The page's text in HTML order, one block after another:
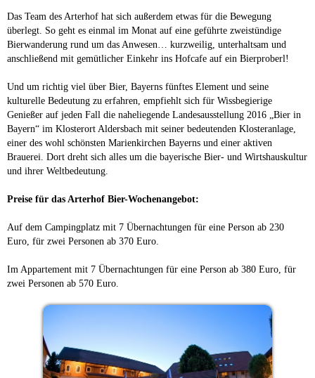
Das Team des Arterhof hat sich außerdem etwas für die Bewegung
überlegt. So geht es einmal im Monat auf eine geführte zweistündige
Bierwanderung rund um das Anwesen… kurzweilig, unterhaltsam und
anschließend mit gemütlicher Einkehr ins Hofcafe auf ein Bierproberl!
Und um richtig viel über Bier, Bayerns fünftes Element und seine
kulturelle Bedeutung zu erfahren, empfiehlt sich für Wissbegierige
Genießer auf jeden Fall die naheliegende Landesausstellung 2016 „Bier in
Bayern“ im Klosterort Aldersbach mit seiner bedeutenden Klosteranlage,
einer des wohl schönsten Marienkirchen Bayerns und einer aktiven
Brauerei. Dort dreht sich alles um die bayerische Bier- und Wirtshauskultur
und ihrer Weltbedeutung.
Preise für das Arterhof Bier-Wochenangebot:
Auf dem Campingplatz mit 7 Übernachtungen für eine Person ab 230
Euro, für zwei Personen ab 370 Euro.
Im Appartement mit 7 Übernachtungen für eine Person ab 380 Euro, für
zwei Personen ab 570 Euro.